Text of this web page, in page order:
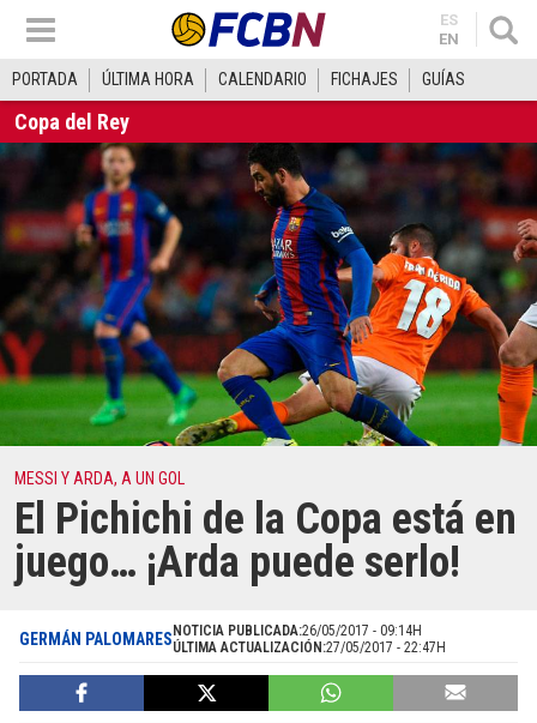
ES
EN
PORTADA ÚLTIMA HORA CALENDARIO FICHAJES GUÍAS
Copa del Rey
MESSI Y ARDA, A UN GOL
El Pichichi de la Copa está en
juego… ¡Arda puede serlo!
GERMÁN PALOMARES NOTICIA PUBLICADA:26/05/2017 - 09:14H
ÚLTIMA ACTUALIZACIÓN:27/05/2017 - 22:47H